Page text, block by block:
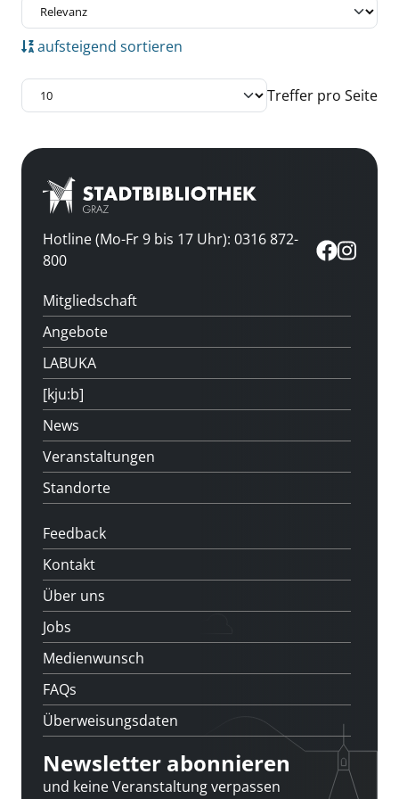
aufsteigend sortieren
Treffer pro Seite
Hotline (Mo-Fr 9 bis 17 Uhr): 0316 872-
800
Mitgliedschaft
Angebote
LABUKA
[kju:b]
News
Veranstaltungen
Standorte
Feedback
Kontakt
Über uns
Jobs
Medienwunsch
FAQs
Überweisungsdaten
Newsletter abonnieren
und keine Veranstaltung verpassen